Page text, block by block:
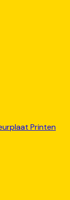
Printen